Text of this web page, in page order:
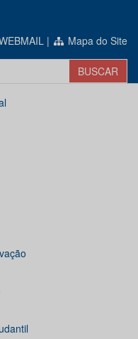
| Mapa do Site